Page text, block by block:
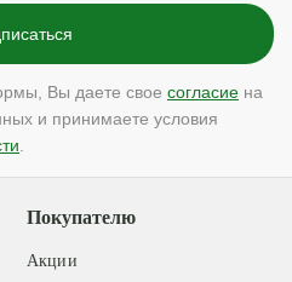
Вы даете свое согласие на
и принимаете условия
Покупателю
Акции